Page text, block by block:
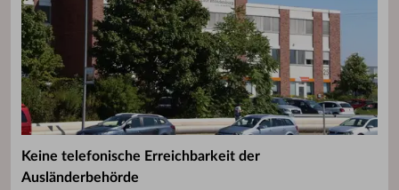
Keine telefonische Erreichbarkeit der
Ausländerbehörde